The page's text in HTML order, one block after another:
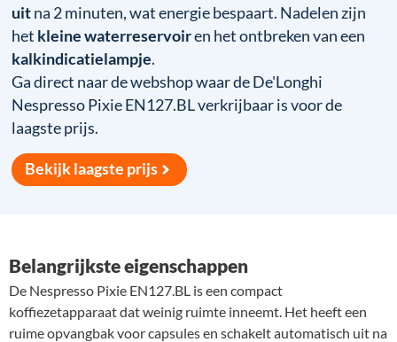
uitna 2 minuten, wat energie bespaart. Nadelen zijn
het kleine waterreservoiren het ontbreken van een
kalkindicatielampje.
Ga direct naar de webshop waar de De'Longhi
Nespresso Pixie EN127.BL verkrijbaar is voor de
laagste prijs.
Bekijk laagste prijs
Belangrijkste eigenschappen
De Nespresso Pixie EN127.BL is een compact
koffiezetapparaat dat weinig ruimte inneemt. Het heeft een
ruime opvangbak voor capsules en schakelt automatisch uit na